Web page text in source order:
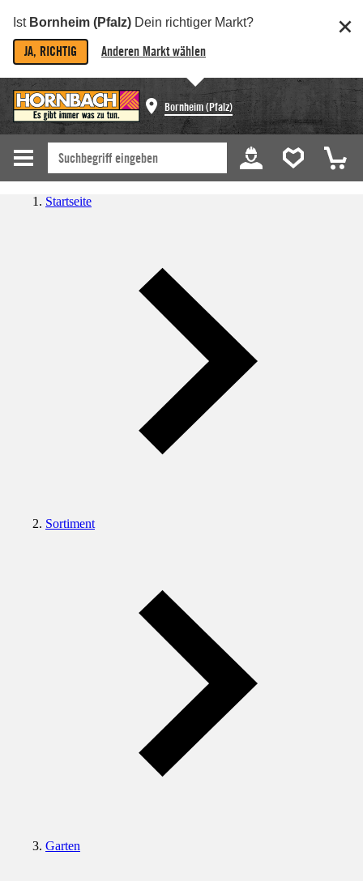
Ist Bornheim (Pfalz) Dein richtiger Markt?
JA, RICHTIG Anderen Markt wählen
Bornheim (Pfalz)
Startseite
Sortiment
Garten